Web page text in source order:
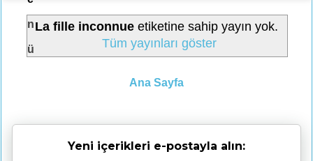
n
ü
La fille inconnue etiketine sahip yayın yok.
Tüm yayınları göster
Ana Sayfa
Yeni içerikleri e-postayla alın: